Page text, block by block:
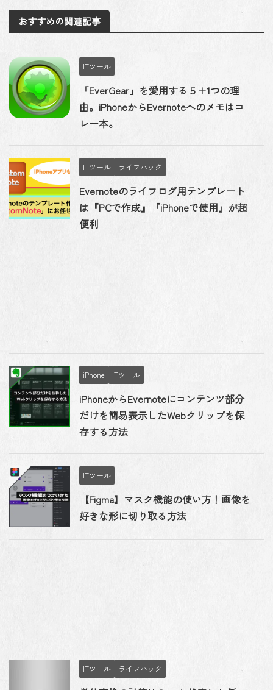
おすすめの関連記事
ITツール
「EverGear」を愛用する５+1つの理
由。iPhoneからEvernoteへのメモはコ
レ一本。
ITツール ライフハック
Evernoteのライフログ用テンプレート
は『PCで作成』『iPhoneで使用』が超
便利
iPhone ITツール
iPhoneからEvernoteにコンテンツ部分
だけを簡易表示したWebクリップを保
存する方法
ITツール
【Figma】マスク機能の使い方！画像を
好きな形に切り取る方法
ITツール ライフハック